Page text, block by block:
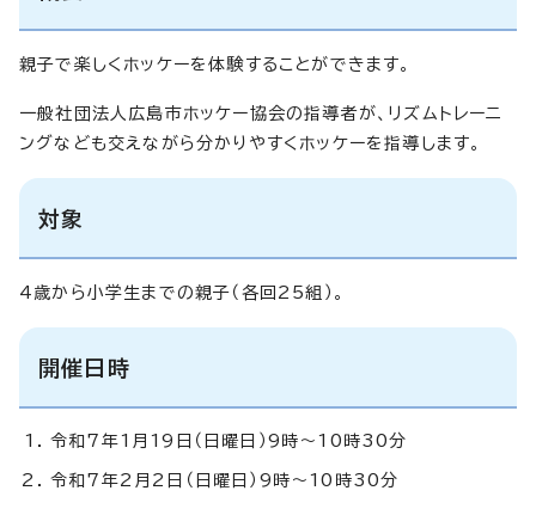
親子で楽しくホッケーを体験することができます。
一般社団法人広島市ホッケー協会の指導者が、リズムトレーニ
ングなども交えながら分かりやすくホッケーを指導します。
対象
4歳から小学生までの親子（各回25組）。
開催日時
令和7年1月19日（日曜日）9時～10時30分
令和7年2月2日（日曜日）9時～10時30分